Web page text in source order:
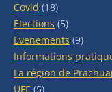
Covid (18)
Elections (5)
Evenements (9)
Informations
La région de
UFE (5)